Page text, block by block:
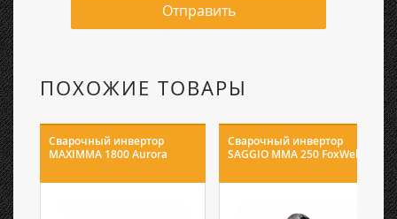
Отправить
ПОХОЖИЕ ТОВАРЫ
Сварочный инвертор
MAXIMMA 1800 Aurora
Сварочный инвертор
SAGGIO MMA 250 FoxWeld